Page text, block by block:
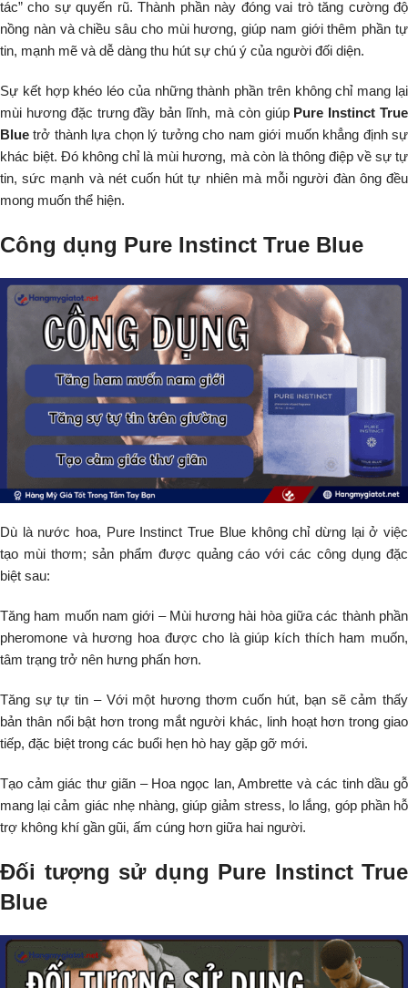
tác” cho sự quyến rũ. Thành phần này đóng vai trò tăng cường độ
nồng nàn và chiều sâu cho mùi hương, giúp nam giới thêm phần tự
tin, mạnh mẽ và dễ dàng thu hút sự chú ý của người đối diện.
Sự kết hợp khéo léo của những thành phần trên không chỉ mang lại
mùi hương đặc trưng đầy bản lĩnh, mà còn giúp Pure Instinct True
Blue trở thành lựa chọn lý tưởng cho nam giới muốn khẳng định sự
khác biệt. Đó không chỉ là mùi hương, mà còn là thông điệp về sự tự
tin, sức mạnh và nét cuốn hút tự nhiên mà mỗi người đàn ông đều
mong muốn thể hiện.
Công dụng Pure Instinct True Blue
Dù là nước hoa, Pure Instinct True Blue không chỉ dừng lại ở việc
tạo mùi thơm; sản phẩm được quảng cáo với các công dụng đặc
biệt sau:
Tăng ham muốn nam giới – Mùi hương hài hòa giữa các thành phần
pheromone và hương hoa được cho là giúp kích thích ham muốn,
tâm trạng trở nên hưng phấn hơn.
Tăng sự tự tin – Với một hương thơm cuốn hút, bạn sẽ cảm thấy
bản thân nổi bật hơn trong mắt người khác, linh hoạt hơn trong giao
tiếp, đặc biệt trong các buổi hẹn hò hay gặp gỡ mới.
Tạo cảm giác thư giãn – Hoa ngọc lan, Ambrette và các tinh dầu gỗ
mang lại cảm giác nhẹ nhàng, giúp giảm stress, lo lắng, góp phần hỗ
trợ không khí gần gũi, ấm cúng hơn giữa hai người.
Đối tượng sử dụng Pure Instinct True
Blue